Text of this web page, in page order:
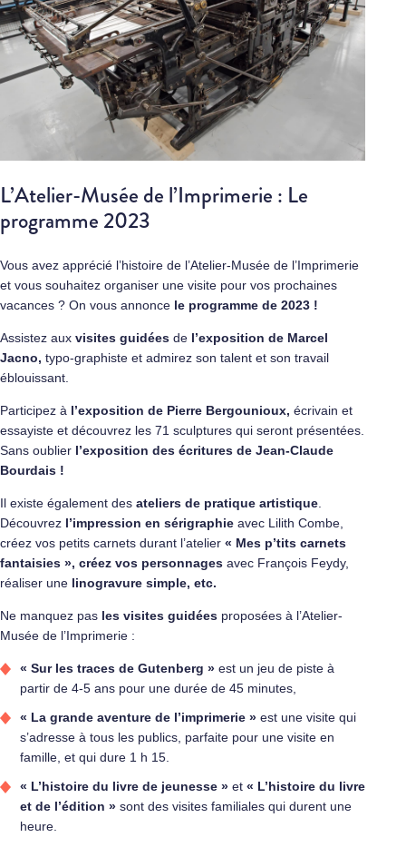
L’Atelier-Musée de l’Imprimerie : Le
programme 2023
Vous avez apprécié l’histoire de l’Atelier-Musée de l’Imprimerie
et vous souhaitez organiser une visite pour vos prochaines
vacances ? On vous annonce le programme de 2023 !
Assistez aux visites guidées de l’exposition de Marcel
Jacno, typo-graphiste et admirez son talent et son travail
éblouissant.
Participez à l’exposition de Pierre Bergounioux, écrivain et
essayiste et découvrez les 71 sculptures qui seront présentées.
Sans oublier l’exposition des écritures de Jean-Claude
Bourdais !
Il existe également des ateliers de pratique artistique.
Découvrez l’impression en sérigraphie avec Lilith Combe,
créez vos petits carnets durant l’atelier « Mes p’tits carnets
fantaisies », créez vos personnages avec François Feydy,
réaliser une linogravure simple, etc.
Ne manquez pas les visites guidées proposées à l’Atelier-
Musée de l’Imprimerie :
« Sur les traces de Gutenberg » est un jeu de piste à
partir de 4-5 ans pour une durée de 45 minutes,
« La grande aventure de l’imprimerie » est une visite qui
s’adresse à tous les publics, parfaite pour une visite en
famille, et qui dure 1 h 15.
« L’histoire du livre de jeunesse » et « L’histoire du livre
et de l’édition » sont des visites familiales qui durent une
heure.